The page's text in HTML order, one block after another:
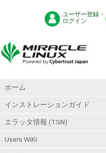
ユーザー登録・
ログイン
ホーム
インストレーションガイド
エラッタ情報 (TSN)
Users WiKi